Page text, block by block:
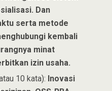
Dan
serta metode
kembali
minat
izin usaha.
10 kata): Inovasi